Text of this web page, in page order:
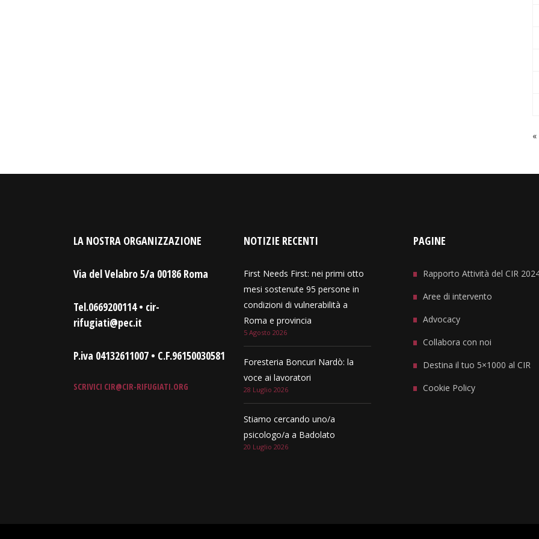
LA NOSTRA ORGANIZZAZIONE
Via del Velabro 5/a 00186 Roma
Tel.0669200114 • cir-
rifugiati@pec.it
P.iva 04132611007 • C.F.96150030581
SCRIVICI CIR@CIR-RIFUGIATI.ORG
NOTIZIE RECENTI
First Needs First: nei primi otto
mesi sostenute 95 persone in
condizioni di vulnerabilità a
Roma e provincia
5 Agosto 2026
Foresteria Boncuri Nardò: la
voce ai lavoratori
28 Luglio 2026
Stiamo cercando uno/a
psicologo/a a Badolato
20 Luglio 2026
PAGINE
Rapporto Attività del CIR
Aree di intervento
Advocacy
Collabora con noi
Destina il tuo 5×1000 al CIR
Cookie Policy